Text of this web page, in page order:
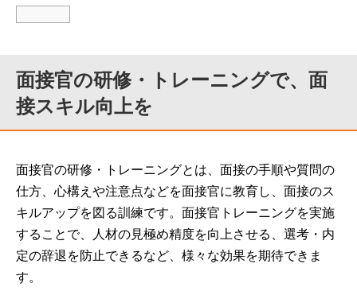
面接官の研修・トレーニングで、面
接スキル向上を
面接官の研修・トレーニングとは、面接の手順や質問の
仕方、心構えや注意点などを面接官に教育し、面接のス
キルアップを図る訓練です。面接官トレーニングを実施
することで、人材の見極め精度を向上させる、選考・内
定の辞退を防止できるなど、様々な効果を期待できま
す。